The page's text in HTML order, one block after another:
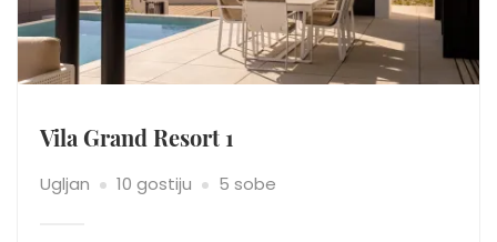
Vila Grand Resort 1
Ugljan 10 gostiju 5 sobe